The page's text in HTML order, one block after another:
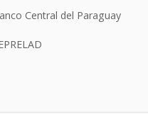
Central del Paraguay